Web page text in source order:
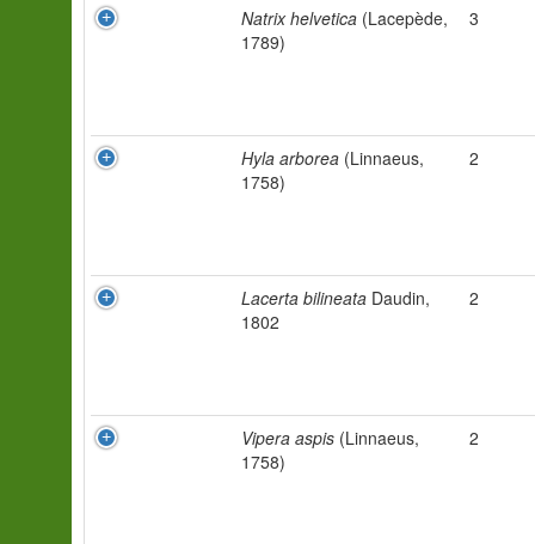
Natrix helvetica (Lacepède,
1789)
3
Hyla arborea (Linnaeus,
1758)
2
Lacerta bilineata Daudin,
1802
2
Vipera aspis (Linnaeus,
1758)
2